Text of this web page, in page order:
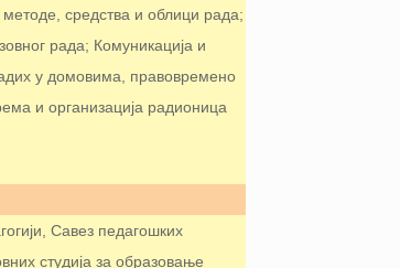
средства и облици рада;
рада; Комуникација и
у домовима, правовремено
и организација радионица
Савез педагошких
студија за образовање